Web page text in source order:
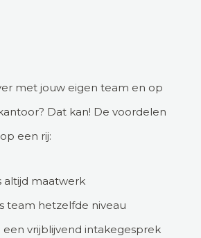
met jouw eigen team en op
Dat kan! De voordelen
een rij:
altijd maatwerk
team hetzelfde niveau
een vrijblijvend intakegesprek